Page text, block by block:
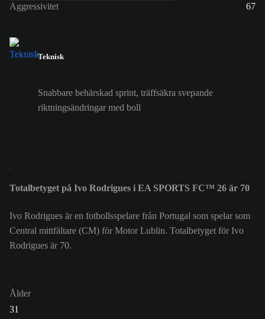
Aggressivitet
67
Teknisk
Snabbare behärskad sprint, träffsäkra svepande
riktningsändringar med boll
Totalbetyget på Ivo Rodrigues i EA SPORTS FC™ 26 är 70
Ivo Rodrigues är en fotbollsspelare från Portugal som spelar som
Central mittfältare (CM) för Motor Lublin. Totalbetyget för Ivo
Rodrigues är 70.
Ålder
31